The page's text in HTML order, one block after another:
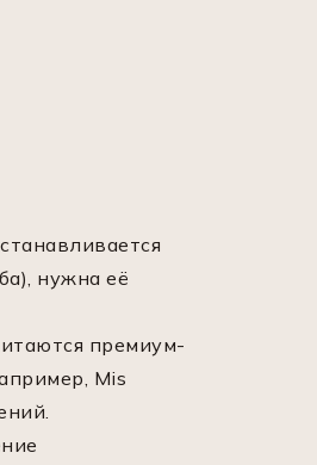
нужна её
премиум-
Mis